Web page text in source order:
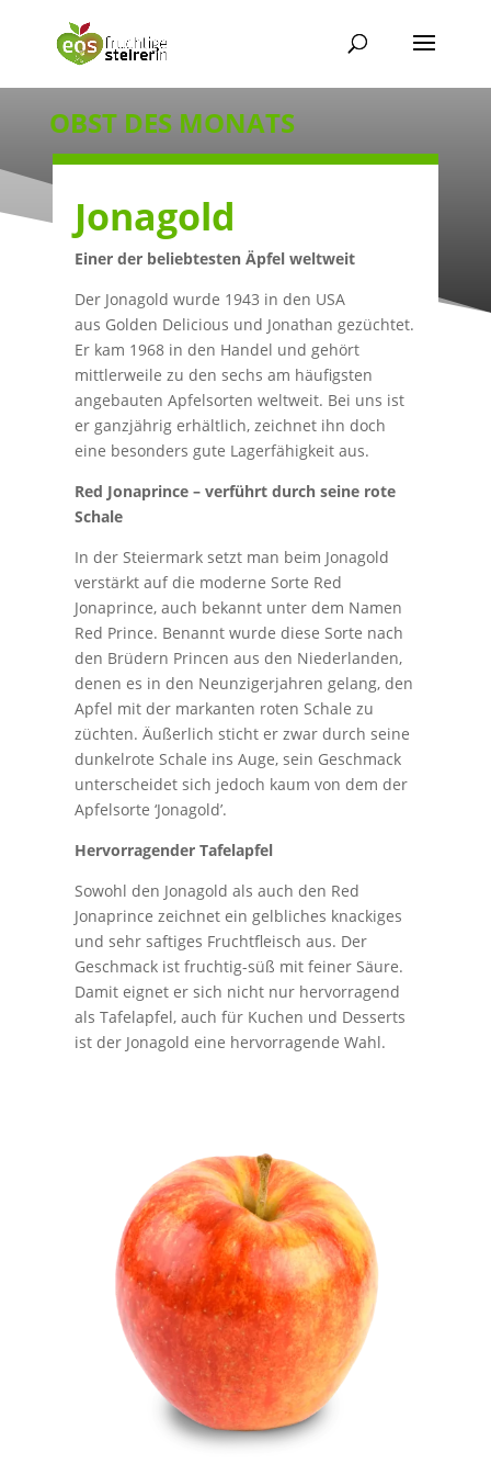
OBST DES MONATS
Jonagold
Einer der beliebtesten Äpfel weltweit
Der Jonagold wurde 1943 in den USA
aus Golden Delicious und Jonathan gezüchtet.
Er kam 1968 in den Handel und gehört
mittlerweile zu den sechs am häufigsten
angebauten Apfelsorten weltweit. Bei uns ist
er ganzjährig erhältlich, zeichnet ihn doch
eine besonders gute Lagerfähigkeit aus.
Red Jonaprince – verführt durch seine rote
Schale
In der Steiermark setzt man beim Jonagold
verstärkt auf die moderne Sorte Red
Jonaprince, auch bekannt unter dem Namen
Red Prince. Benannt wurde diese Sorte nach
den Brüdern Princen aus den Niederlanden,
denen es in den Neunzigerjahren gelang, den
Apfel mit der markanten roten Schale zu
züchten. Äußerlich sticht er zwar durch seine
dunkelrote Schale ins Auge, sein Geschmack
unterscheidet sich jedoch kaum von dem der
Apfelsorte ‘Jonagold’.
Hervorragender Tafelapfel
Sowohl den Jonagold als auch den Red
Jonaprince zeichnet ein gelbliches knackiges
und sehr saftiges Fruchtfleisch aus. Der
Geschmack ist fruchtig-süß mit feiner Säure.
Damit eignet er sich nicht nur hervorragend
als Tafelapfel, auch für Kuchen und Desserts
ist der Jonagold eine hervorragende Wahl.